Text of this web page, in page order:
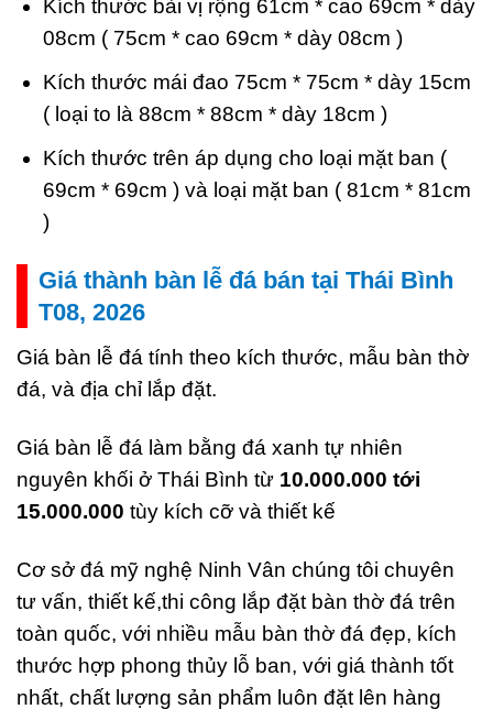
Kích thước bài vị rộng 61cm * cao 69cm * dày
08cm ( 75cm * cao 69cm * dày 08cm )
Kích thước mái đao 75cm * 75cm * dày 15cm
( loại to là 88cm * 88cm * dày 18cm )
Kích thước trên áp dụng cho loại mặt ban (
69cm * 69cm ) và loại mặt ban ( 81cm * 81cm
)
Giá thành bàn lễ đá bán tại Thái Bình
T08, 2026
Giá bàn lễ đá tính theo kích thước, mẫu bàn thờ
đá, và địa chỉ lắp đặt.
Giá bàn lễ đá làm bằng đá xanh tự nhiên
nguyên khối ở Thái Bình từ 10.000.000 tới
15.000.000 tùy kích cỡ và thiết kế
Cơ sở đá mỹ nghệ Ninh Vân chúng tôi chuyên
tư vấn, thiết kế,thi công lắp đặt bàn thờ đá trên
toàn quốc, với nhiều mẫu bàn thờ đá đẹp, kích
thước hợp phong thủy lỗ ban, với giá thành tốt
nhất, chất lượng sản phẩm luôn đặt lên hàng